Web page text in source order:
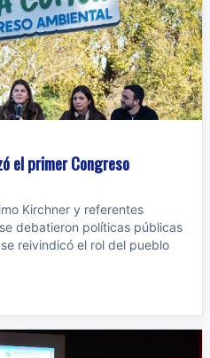
el primer Congreso
Kirchner y referentes
debatieron políticas públicas
reivindicó el rol del pueblo